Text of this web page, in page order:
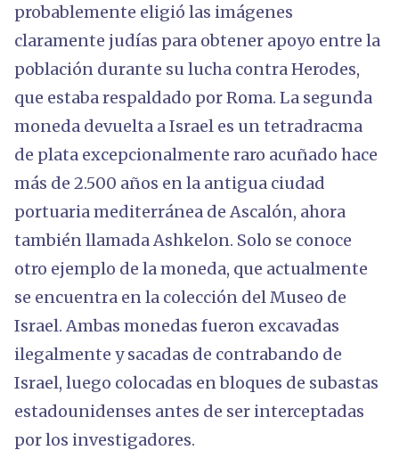
probablemente eligió las imágenes
claramente judías para obtener apoyo entre la
población durante su lucha contra Herodes,
que estaba respaldado por Roma. La segunda
moneda devuelta a Israel es un tetradracma
de plata excepcionalmente raro acuñado hace
más de 2.500 años en la antigua ciudad
portuaria mediterránea de Ascalón, ahora
también llamada Ashkelon. Solo se conoce
otro ejemplo de la moneda, que actualmente
se encuentra en la colección del Museo de
Israel. Ambas monedas fueron excavadas
ilegalmente y sacadas de contrabando de
Israel, luego colocadas en bloques de subastas
estadounidenses antes de ser interceptadas
por los investigadores.